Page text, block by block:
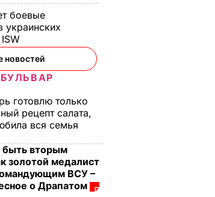
боевые
украинских
новостей
готовлю только
рецепт салата,
вся семья
быть вторым
золотой медалист
ВСУ –
о Драпатом